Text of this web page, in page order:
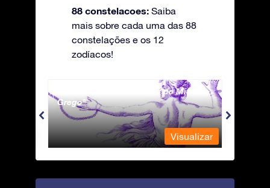
88 constelacoes: Saiba
mais sobre cada uma das 88
constelações e os 12
zodíacos!
Andromeda - A Princesa do Mito
Grego
Visualizar